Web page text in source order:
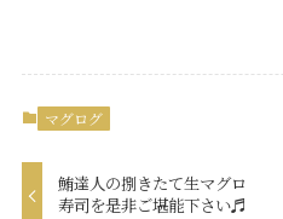
マグログ
鮪達人の捌きたて生マグロ
寿司を是非ご堪能下さい♬